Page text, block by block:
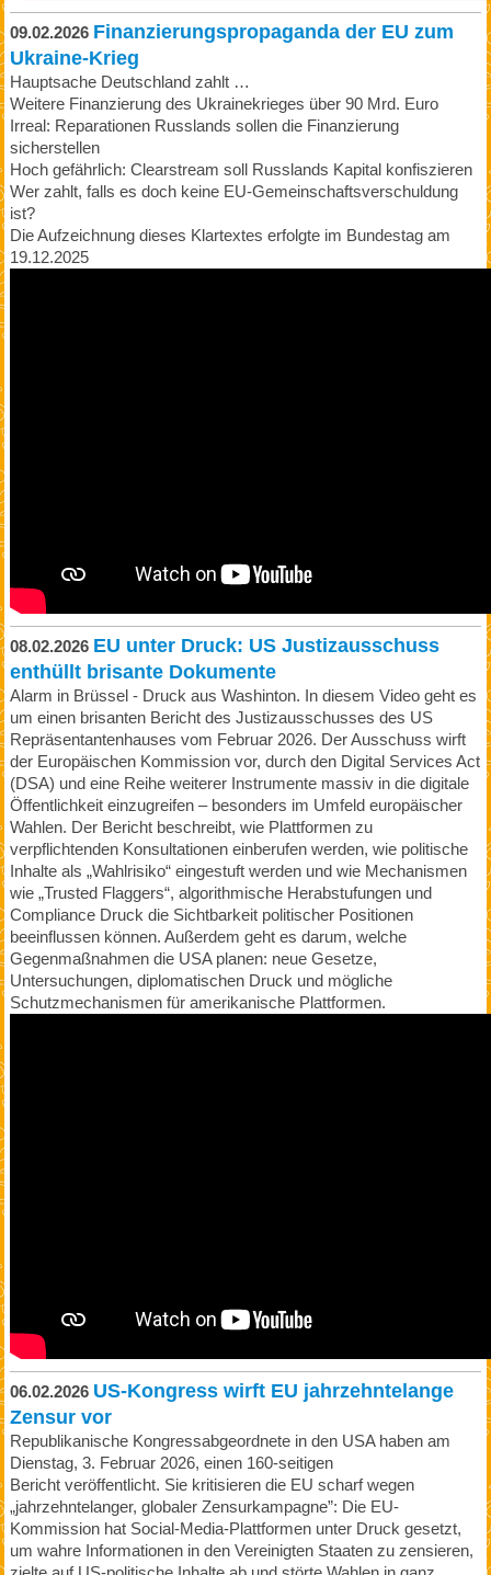
09.02.2026 Finanzierungspropaganda der EU zum
Ukraine-Krieg
Hauptsache Deutschland zahlt …
Weitere Finanzierung des Ukrainekrieges über 90 Mrd. Euro
Irreal: Reparationen Russlands sollen die Finanzierung
sicherstellen
Hoch gefährlich: Clearstream soll Russlands Kapital konfiszieren
Wer zahlt, falls es doch keine EU-Gemeinschaftsverschuldung
ist?
Die Aufzeichnung dieses Klartextes erfolgte im Bundestag am
19.12.2025
08.02.2026 EU unter Druck: US Justizausschuss
enthüllt brisante Dokumente
Alarm in Brüssel - Druck aus Washinton. In diesem Video geht es
um einen brisanten Bericht des Justizausschusses des US
Repräsentantenhauses vom Februar 2026. Der Ausschuss wirft
der Europäischen Kommission vor, durch den Digital Services Act
(DSA) und eine Reihe weiterer Instrumente massiv in die digitale
Öffentlichkeit einzugreifen – besonders im Umfeld europäischer
Wahlen. Der Bericht beschreibt, wie Plattformen zu
verpflichtenden Konsultationen einberufen werden, wie politische
Inhalte als „Wahlrisiko“ eingestuft werden und wie Mechanismen
wie „Trusted Flaggers“, algorithmische Herabstufungen und
Compliance Druck die Sichtbarkeit politischer Positionen
beeinflussen können. Außerdem geht es darum, welche
Gegenmaßnahmen die USA planen: neue Gesetze,
Untersuchungen, diplomatischen Druck und mögliche
Schutzmechanismen für amerikanische Plattformen.
06.02.2026 US-Kongress wirft EU jahrzehntelange
Zensur vor
Republikanische Kongressabgeordnete in den USA haben am
Dienstag, 3. Februar 2026, einen 160-seitigen
Bericht veröffentlicht. Sie kritisieren die EU scharf wegen
„jahrzehntelanger, globaler Zensurkampagne”: Die EU-
Kommission hat Social-Media-Plattformen unter Druck gesetzt,
um wahre Informationen in den Vereinigten Staaten zu zensieren,